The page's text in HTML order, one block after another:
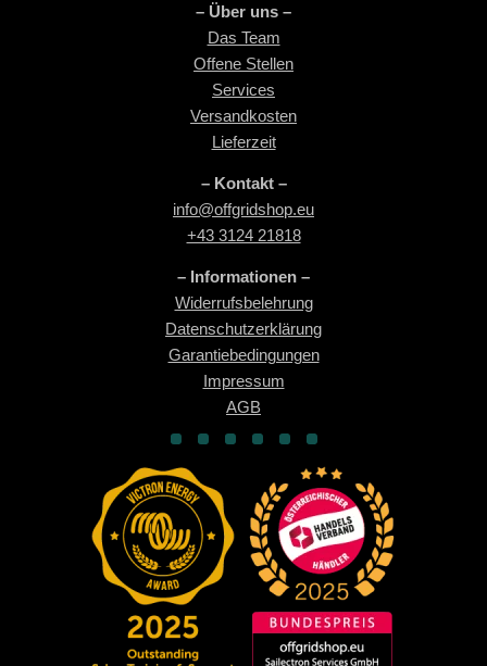
– Über uns –
Das Team
Offene Stellen
Services
Versandkosten
Lieferzeit
– Kontakt –
info@offgridshop.eu
+43 3124 21818
– Informationen –
Widerrufsbelehrung
Datenschutzerklärung
Garantiebedingungen
Impressum
AGB